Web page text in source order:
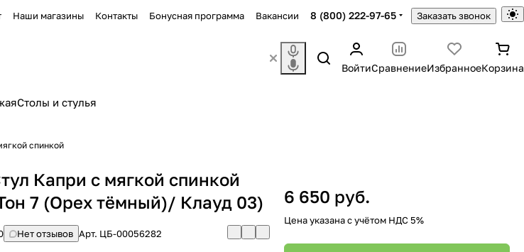
Наши магазины Контакты Бонусная программа Вакансии 8 (800) 222-97-65 Заказать звонок
ВойтиСравнениеИзбранноеКорзина
Столы и стулья
спинкой
Капри с мягкой спинкой
7 (Орех тёмный)/ Клауд 03)
Нет отзывов Арт. ЦБ-00056282
6 650 руб.
Цена указана с учётом НДС 5%